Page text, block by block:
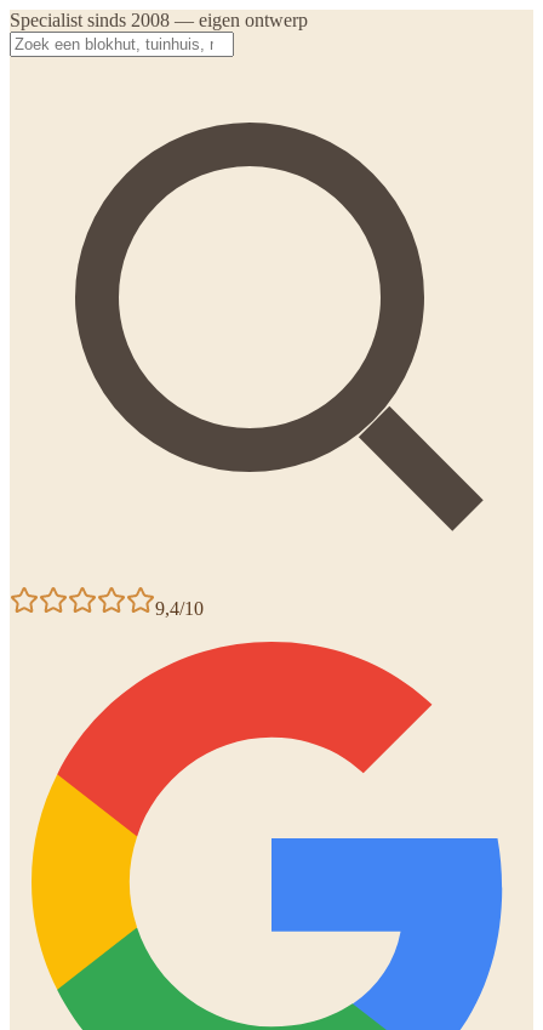
Specialist sinds 2008 — eigen ontwerp
9,4/10